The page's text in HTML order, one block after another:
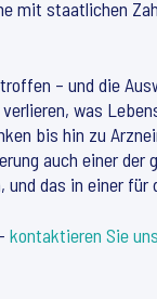
staatlichen
– und die
was
bis hin zu
auch einer der
und das in einer
kontaktieren Sie